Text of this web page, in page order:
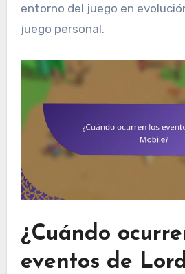
entorno del juego en
juego personal.
¿Cuándo
eventos de